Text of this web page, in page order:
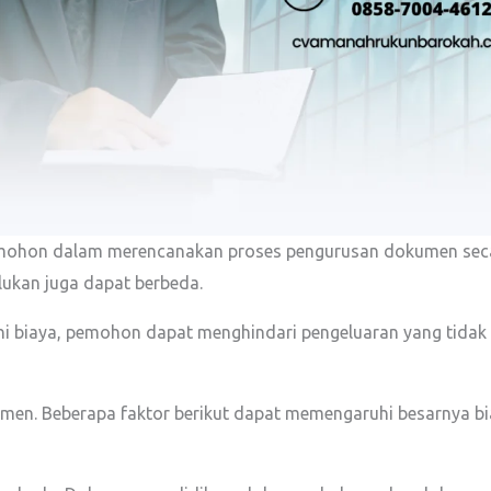
dalam merencanakan proses pengurusan dokumen
juga dapat berbeda.
pemohon dapat menghindari pengeluaran yang
Beberapa faktor berikut dapat memengaruhi besarnya